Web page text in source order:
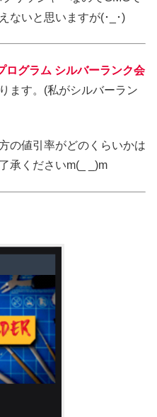
ないと思いますが(･_･)
ログラム シルバーランク会
ます。 (私がシルバーラン
の値引率がどのくらいかは
承くださいm(_ _)m